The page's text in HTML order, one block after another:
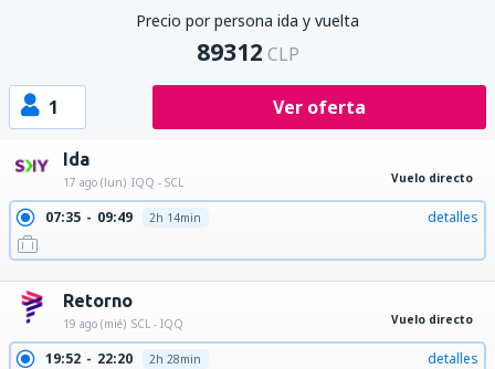
Precio por persona ida y vuelta
89312 CLP
1 Ver oferta
Ida
17 ago (lun) IQQ - SCL Vuelo directo
07:35 09:49 2h 14min detalles
Retorno
19 ago (mié) SCL - IQQ Vuelo directo
19:52 22:20 2h 28min detalles